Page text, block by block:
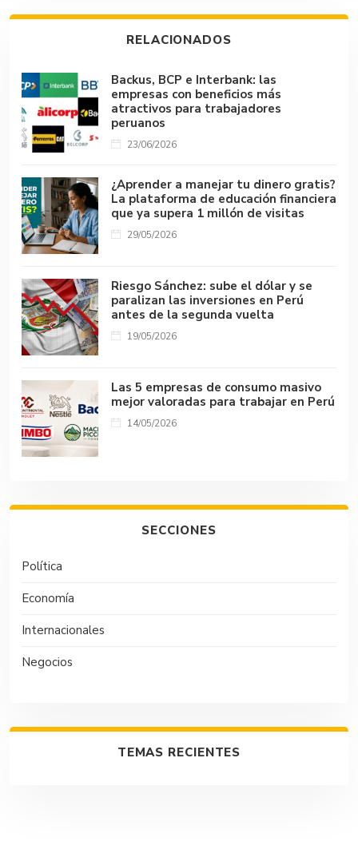
ok p
p
s n tir
RELACIONADOS
Backus, BCP e Interbank: las
empresas con beneficios más
atractivos para trabajadores
peruanos
23/06/2026
¿Aprender a manejar tu dinero gratis?
La plataforma de educación financiera
que ya supera 1 millón de visitas
29/05/2026
Riesgo Sánchez: sube el dólar y se
paralizan las inversiones en Perú
antes de la segunda vuelta
19/05/2026
Las 5 empresas de consumo masivo
mejor valoradas para trabajar en Perú
14/05/2026
SECCIONES
Política
Economía
Internacionales
Negocios
TEMAS RECIENTES